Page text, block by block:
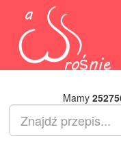
Mamy